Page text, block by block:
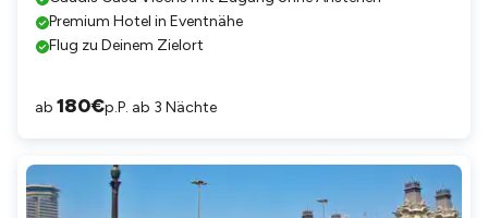
Premium Hotel in Eventnähe
Flug zu Deinem Zielort
ab 180€p.P. ab 3 Nächte